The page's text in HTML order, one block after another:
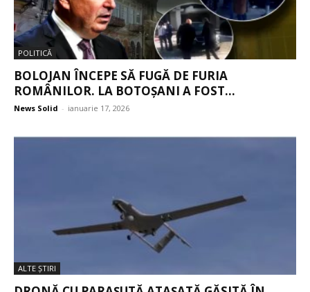
POLITICĂ
BOLOJAN ÎNCEPE SĂ FUGĂ DE FURIA
ROMÂNILOR. LA BOTOȘANI A FOST...
News Solid - ianuarie 17, 2026
ALTE ŞTIRI